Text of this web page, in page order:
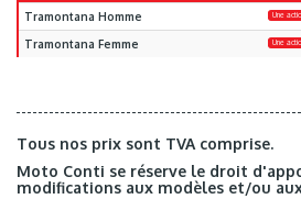
Tramontana Homme Une
Tramontana Femme Une
Tous nos prix sont TVA comprise.
Moto Conti se réserve le droit
modifications aux modèles et/ou